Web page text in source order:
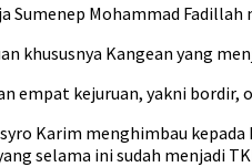
Sumenep Mohammad
khususnya Kangean yang
empat kejuruan, yakni
Karim menghimbau
selama ini sudah menjadi